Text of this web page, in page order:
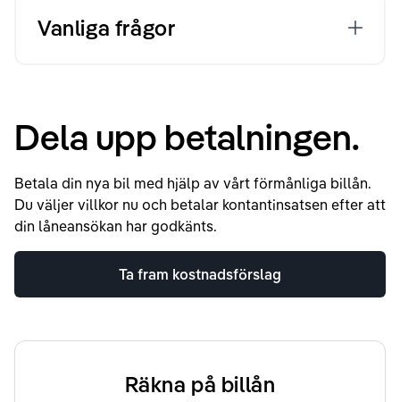
Vanliga frågor
Dela upp betalningen.
Betala din nya bil med hjälp av vårt förmånliga billån.
Du väljer villkor nu och betalar kontantinsatsen efter att
din låneansökan har godkänts.
Ta fram kostnadsförslag
Räkna på billån